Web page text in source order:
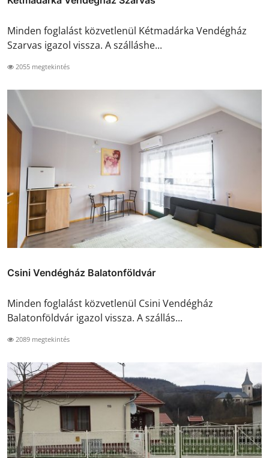
Minden foglalást közvetlenül Kétmadárka Vendégház
Szarvas igazol vissza. A szálláshe...
2055 megtekintés
Csini Vendégház Balatonföldvár
Minden foglalást közvetlenül Csini Vendégház
Balatonföldvár igazol vissza. A szállás...
2089 megtekintés